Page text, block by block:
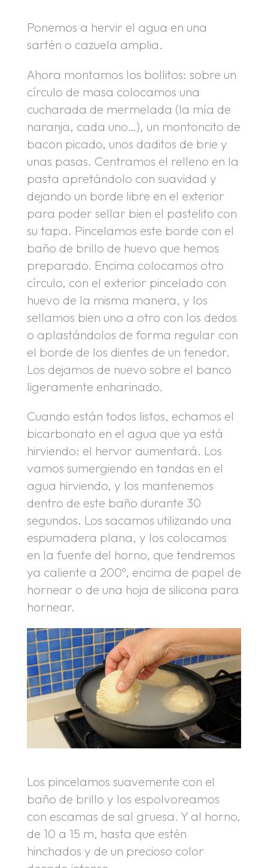
Ponemos a hervir el agua en una
sartén o cazuela amplia.
Ahora montamos los bollitos: sobre un
círculo de masa colocamos una
cucharada de mermelada (la mía de
naranja, cada uno…), un montoncito de
bacon picado, unos daditos de brie y
unas pasas. Centramos el relleno en la
pasta apretándolo con suavidad y
dejando un borde libre en el exterior
para poder sellar bien el pastelito con
su tapa. Pincelamos este borde con el
baño de brillo de huevo que hemos
preparado. Encima colocamos otro
círculo, con el exterior pincelado con
huevo de la misma manera, y los
sellamos bien uno a otro con los dedos
o aplastándolos de forma regular con
el borde de los dientes de un tenedor.
Los dejamos de nuevo sobre el banco
ligeramente enharinado.
Cuando están todos listos, echamos el
bicarbonato en el agua que ya está
hirviendo: el hervor aumentará. Los
vamos sumergiendo en tandas en el
agua hirviendo, y los mantenemos
dentro de este baño durante 30
segundos. Los sacamos utilizando una
espumadera plana, y los colocamos
en la fuente del horno, que tendremos
ya caliente a 200º, encima de papel de
hornear o de una hoja de silicona para
hornear.
Los pincelamos suavemente con el
baño de brillo y los espolvoreamos
con escamas de sal gruesa. Y al horno,
de 10 a 15 m, hasta que estén
hinchados y de un precioso color